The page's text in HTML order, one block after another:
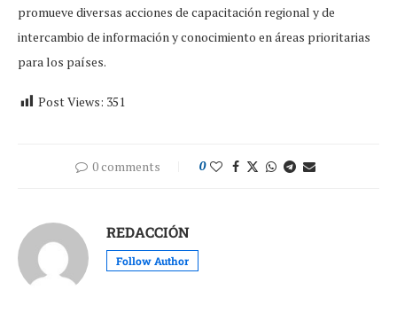
promueve diversas acciones de capacitación regional y de
intercambio de información y conocimiento en áreas prioritarias
para los países.
Post Views: 351
0 comments 0
REDACCIÓN
Follow Author